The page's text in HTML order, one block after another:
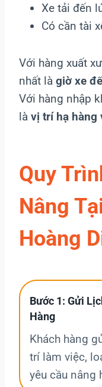
Xe tải đến
Có cần tài
Với hàng xuất
nhất là giờ xe
Với hàng nhập
là vị trí hạ hàng
Quy
Nâng
Hoàng
Bước 1: Gửi
Hàng
Khách hàng
trí làm việc,
yêu cầu nâng